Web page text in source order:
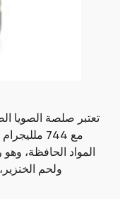
تعتبر صلصة الصويا
مع 744
المواد الحافظة، وهو
ولحم